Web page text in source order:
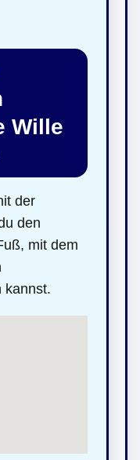
Wille
der
den
mit dem
kannst.